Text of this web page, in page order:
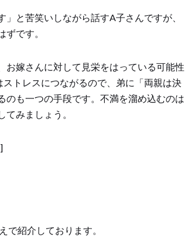
」と苦笑いしながら話すA子さんですが、
です。
お嫁さんに対して見栄をはっている可能性
トレスにつながるので、弟に「両親は決
のも一つの手段です。不満を溜め込むのは
みましょう。
紹介しております。